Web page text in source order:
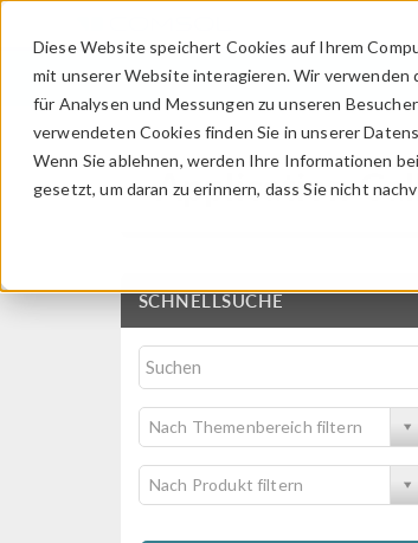
Diese Website speichert Cookies auf Ihrem
mit unserer Website interagieren. Wir verwenden
für Analysen und Messungen zu unseren
verwendeten Cookies finden Sie in unserer
Wenn Sie ablehnen, werden Ihre Informationen
gesetzt, um daran zu erinnern, dass Sie nicht
Application
SCHNELLSUCHE
Nach Themenbereich filtern
Nach Produkt filtern